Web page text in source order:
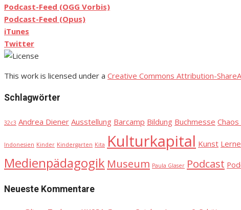
Podcast-Feed (OGG Vorbis)
Podcast-Feed (Opus)
iTunes
Twitter
This work is licensed under a Creative Commons Attribution-
Schlagwörter
32c3 Andrea Diener Ausstellung Barcamp Bildung Buchmesse
Indonesien Kinder Kindergarten Kita Kulturkapital Kunst
Medienpädagogik Museum Paula Glaser Podcast
Neueste Kommentare